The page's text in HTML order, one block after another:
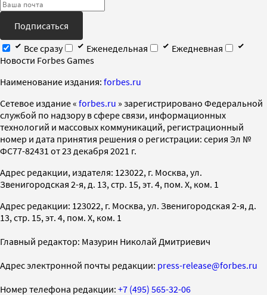
Подписаться
Все сразу
Еженедельная
Ежедневная
Новости Forbes Games
Наименование издания: forbes.ru
Cетевое издание « forbes.ru » зарегистрировано Федеральной
службой по надзору в сфере связи, информационных
технологий и массовых коммуникаций, регистрационный
номер и дата принятия решения о регистрации: серия Эл №
ФС77-82431 от 23 декабря 2021 г.
Адрес редакции, издателя: 123022, г. Москва, ул.
Звенигородская 2-я, д. 13, стр. 15, эт. 4, пом. X, ком. 1
Адрес редакции: 123022, г. Москва, ул. Звенигородская 2-я, д.
13, стр. 15, эт. 4, пом. X, ком. 1
Главный редактор: Мазурин Николай Дмитриевич
Адрес электронной почты редакции: press-release@forbes.ru
Номер телефона редакции: +7 (495) 565-32-06